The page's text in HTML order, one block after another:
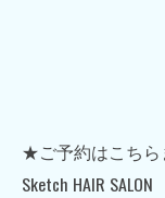
★ご予約はこちら
Sketch HAIR SALON